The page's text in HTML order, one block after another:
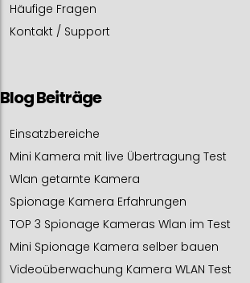
Häufige Fragen
Kontakt / Support
Blog Beiträge
Einsatzbereiche
Mini Kamera mit live Übertragung Test
Wlan getarnte Kamera
Spionage Kamera Erfahrungen
TOP 3 Spionage Kameras Wlan im Test
Mini Spionage Kamera selber bauen
Videoüberwachung Kamera WLAN Test